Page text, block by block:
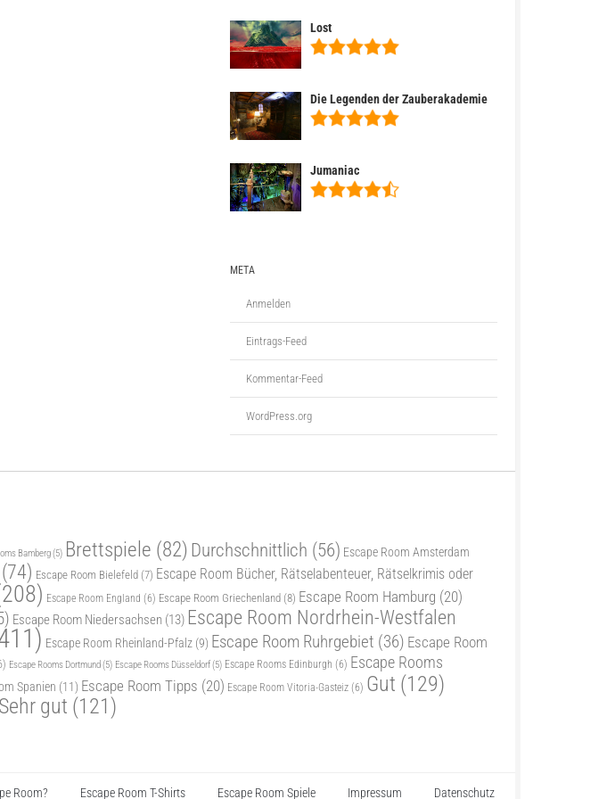
Lost
Die Legenden der Zauberakademie
Jumaniac
META
Anmelden
Eintrags-Feed
Kommentar-Feed
WordPress.org
Bamberg(5) Brettspiele (82) Durchschnittlich (56) Escape Room Amsterdam
(74) Escape Room Bielefeld (7) Escape Room Bücher, Rätselabenteuer, Rätselkrimis oder
Escape Room England (6) Escape Room Griechenland (8) Escape Room Hamburg (20)
Escape Room Niedersachsen (13) Escape Room Nordrhein-Westfalen
Escape Room Rheinland-Pfalz (9) Escape Room Ruhrgebiet (36) Escape Room
Escape Rooms Dortmund(5) Escape Rooms Düsseldorf(5) Escape Rooms Edinburgh (6) Escape Rooms
Spanien (11) Escape Room Tipps (20) Escape Room Vitoria-Gasteiz (6) Gut (129)
Sehr gut (121)
Room? Escape Room T-Shirts Escape Room Spiele Impressum Datenschutz